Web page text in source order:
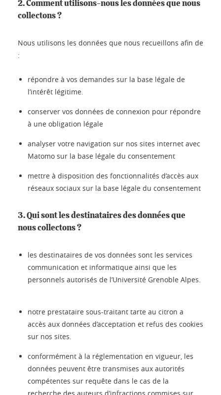
2. Comment utilisons-nous les données que nous
collectons ?
Nous utilisons les données que nous recueillons afin de
:
répondre à vos demandes sur la base légale de
l’intérêt légitime.
conserver vos données de connexion pour répondre
à une obligation légale
analyser votre navigation sur nos sites internet avec
Matomo sur la base légale du consentement
mettre à disposition des fonctionnalités d’accès aux
réseaux sociaux sur la base légale du consentement
3. Qui sont les destinataires des données que
nous collectons ?
les destinataires de vos données sont les services
communication et informatique ainsi que les
personnels autorisés de l’Université Grenoble Alpes.
notre prestataire sous-traitant tarte au citron a
accès aux données d’acceptation et refus des cookies
sur nos sites.
conformément à la réglementation en vigueur, les
données peuvent être transmises aux autorités
compétentes sur requête dans le cas de la